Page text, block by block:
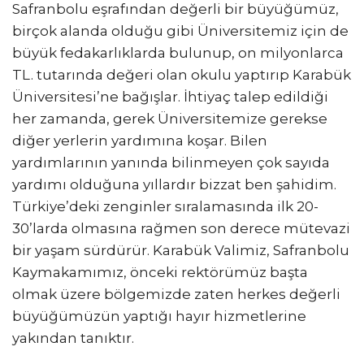
Facebook
Instagram
Youtube
LinkedIn
Safranbolu eşrafından değerli bir büyüğümüz,
birçok alanda olduğu gibi Üniversitemiz için de
büyük fedakarlıklarda bulunup, on milyonlarca
TL. tutarında değeri olan okulu yaptırıp Karabük
Üniversitesi’ne bağışlar. İhtiyaç talep edildiği
her zamanda, gerek Üniversitemize gerekse
diğer yerlerin yardımına koşar. Bilen
yardımlarının yanında bilinmeyen çok sayıda
yardımı olduğuna yıllardır bizzat ben şahidim.
Türkiye’deki zenginler sıralamasında ilk 20-
30’larda olmasına rağmen son derece mütevazi
bir yaşam sürdürür. Karabük Valimiz, Safranbolu
Kaymakamımız, önceki rektörümüz başta
olmak üzere bölgemizde zaten herkes değerli
büyüğümüzün yaptığı hayır hizmetlerine
yakından tanıktır.